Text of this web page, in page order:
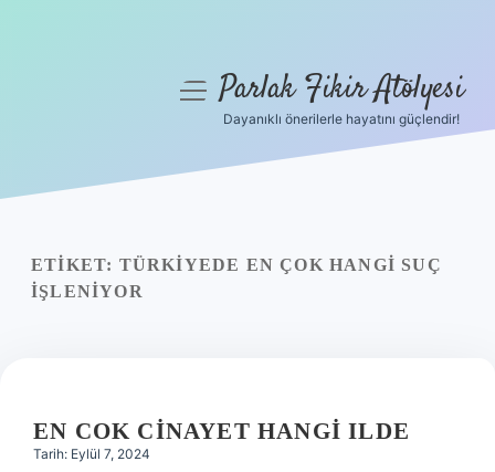
Yasal Uyarı
menüyüParlak Fikir Atölyesi
Dayanıklı önerilerle hayatını güçlendir!
ETIKET: TÜRKIYEDE EN ÇOK HANGI SUÇ
IŞLENIYOR
EN COK CINAYET HANGI ILDE
Tarih: Eylül 7, 2024